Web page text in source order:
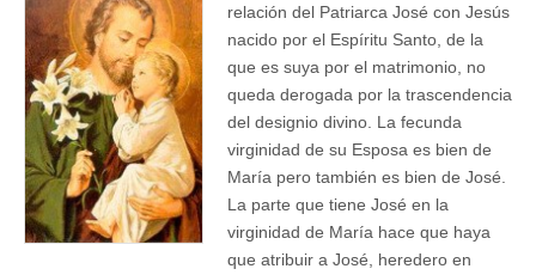
relación del Patriarca José con Jesús
nacido por el Espíritu Santo, de la
que es suya por el matrimonio, no
queda derogada por la trascendencia
del designio divino. La fecunda
virginidad de su Esposa es bien de
María pero también es bien de José.
La parte que tiene José en la
virginidad de María hace que haya
que atribuir a José, heredero en